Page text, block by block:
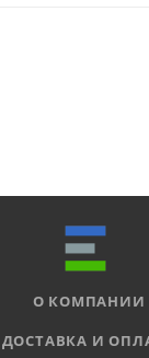
О КОМПАНИИ
ДОСТАВКА И